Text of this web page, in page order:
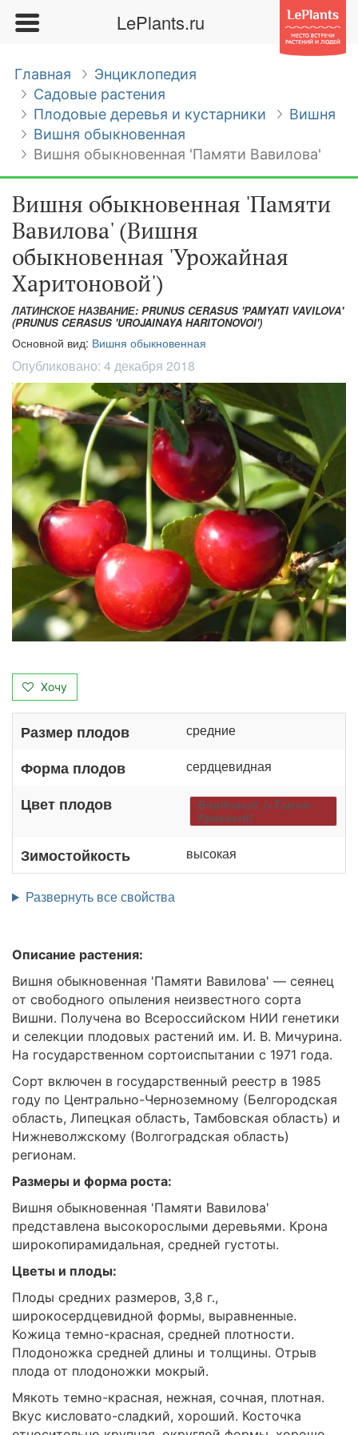
LePlants.ru
Главная
Энциклопедия
Садовые растения
Плодовые деревья и кустарники
Вишня
Вишня обыкновенная
Вишня обыкновенная 'Памяти Вавилова'
Вишня обыкновенная 'Памяти
Вавилова' (Вишня
обыкновенная 'Урожайная
Харитоновой')
ЛАТИНСКОЕ НАЗВАНИЕ: PRUNUS CERASUS 'PAMYATI VAVILOVA'
(PRUNUS CERASUS 'UROJAINAYA HARITONOVOI')
Основной вид: Вишня обыкновенная
Опубликовано: 4 декабря 2018
Хочу
Размер плодов средние
Форма плодов сердцевидная
Цвет плодов
Бордовый (=Темно-
Красный)
Зимостойкость высокая
Развернуть все свойства
Описание растения:
Вишня обыкновенная 'Памяти Вавилова' — сеянец
от свободного опыления неизвестного сорта
Вишни. Получена во Всероссийском НИИ генетики
и селекции плодовых растений им. И. В. Мичурина.
На государственном сортоиспытании с 1971 года.
Сорт включен в государственный реестр в 1985
году по Центрально-Черноземному (Белгородская
область, Липецкая область, Тамбовская область) и
Нижневолжскому (Волгоградская область)
регионам.
Размеры и форма роста:
Вишня обыкновенная 'Памяти Вавилова'
представлена высокорослыми деревьями. Крона
широкопирамидальная, средней густоты.
Цветы и плоды:
Плоды средних размеров, 3,8 г.,
широкосердцевидной формы, выравненные.
Кожица темно-красная, средней плотности.
Плодоножка средней длины и толщины. Отрыв
плода от плодоножки мокрый.
Мякоть темно-красная, нежная, сочная, плотная.
Вкус кисловато-сладкий, хороший. Косточка